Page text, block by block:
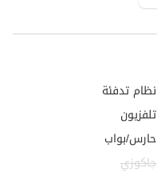
نظام تدفئة
تلفزيون
حارس/بواب
جاكوزي